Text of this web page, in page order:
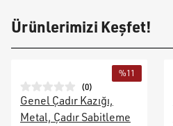
Ürünlerimizi Keşfet!
%11
(0)
Genel Çadır Kazığı,
Metal, Çadır Sabitleme